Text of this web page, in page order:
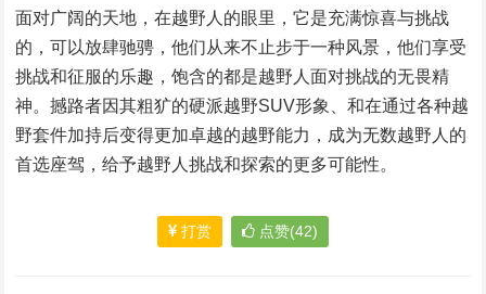
面对广阔的天地，在越野人的眼里，它是充满惊喜与挑战
的，可以放肆驰骋，他们从来不止步于一种风景，他们享受
挑战和征服的乐趣，饱含的都是越野人面对挑战的无畏精
神。撼路者因其粗犷的硬派越野SUV形象、和在通过各种越
野套件加持后变得更加卓越的越野能力，成为无数越野人的
首选座驾，给予越野人挑战和探索的更多可能性。
打赏 点赞(42)